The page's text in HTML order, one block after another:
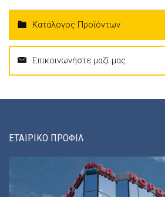
Κατάλογος Προϊόντων
Επικοινωνήστε μαζί μας
ΕΤΑΙΡΙΚΟ ΠΡΟΦΙΛ